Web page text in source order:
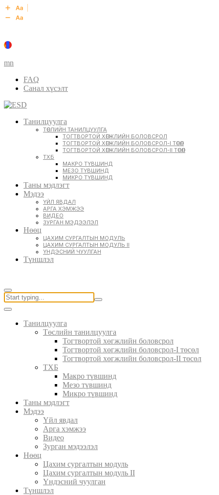
mn
FAQ
Санал хүсэлт
Танилцуулга
ТӨСЛИЙН ТАНИЛЦУУЛГА
ТОГТВОРТОЙ ХӨГЖЛИЙН БОЛОВСРОЛ
ТОГТВОРТОЙ ХӨГЖЛИЙН БОЛОВСРОЛ-I ТӨСӨЛ
ТОГТВОРТОЙ ХӨГЖЛИЙН БОЛОВСРОЛ-II ТӨСӨЛ
ТХБ
МАКРО ТҮВШИНД
МЕЗО ТҮВШИНД
МИКРО ТҮВШИНД
Таны мэдлэгт
Мэдээ
ҮЙЛ ЯВДАЛ
АРГА ХЭМЖЭЭ
ВИДЕО
ЗУРГАН МЭДЭЭЛЭЛ
Нөөц
ЦАХИМ СУРГАЛТЫН МОДУЛЬ
ЦАХИМ СУРГАЛТЫН МОДУЛЬ II
ҮНДЭСНИЙ ЧУУЛГАН
Түншлэл
Танилцуулга
Төслийн танилцуулга
Тогтвортой хөгжлийн боловсрол
Тогтвортой хөгжлийн боловсрол-I төсөл
Тогтвортой хөгжлийн боловсрол-II төсөл
ТХБ
Макро түвшинд
Мезо түвшинд
Микро түвшинд
Таны мэдлэгт
Мэдээ
Үйл явдал
Арга хэмжээ
Видео
Зурган мэдээлэл
Нөөц
Цахим сургалтын модуль
Цахим сургалтын модуль II
Үндэсний чуулган
Түншлэл